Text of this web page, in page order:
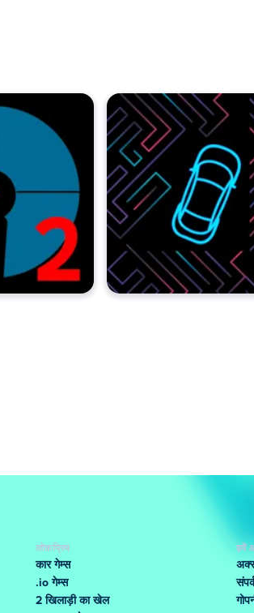
लोकप्रिय
कार गेम्स
.io गेम्स
2 खिलाड़ी का खेल
हमें